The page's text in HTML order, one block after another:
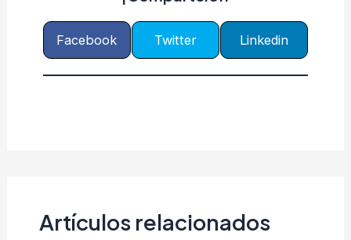
Facebook Twitter Linkedin
Artículos relacionados